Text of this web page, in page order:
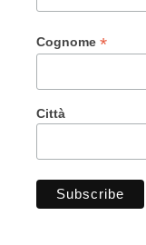
Cognome *
Città